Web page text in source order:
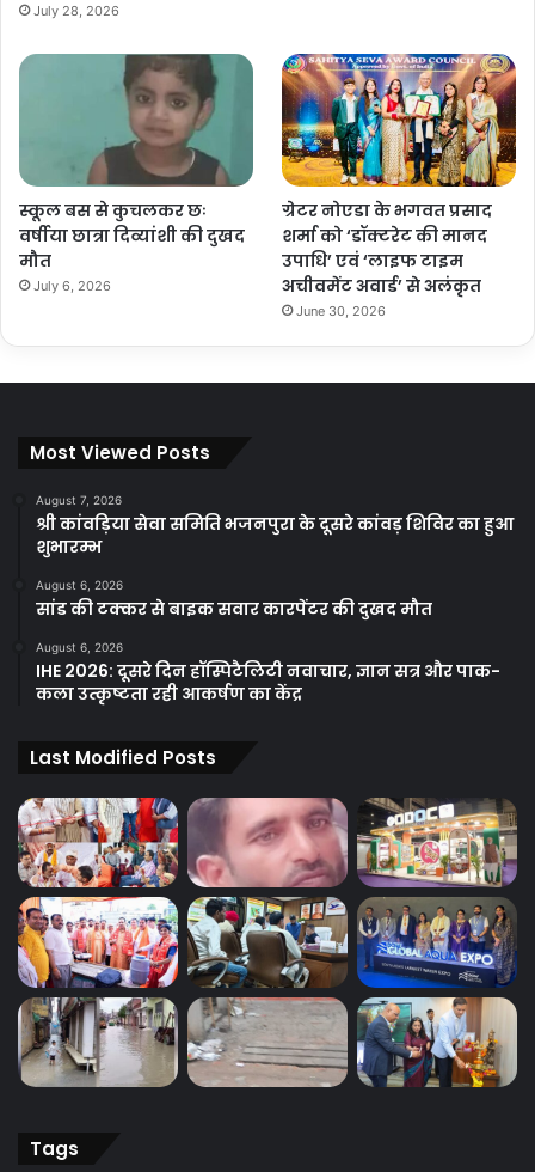
July 28, 2026
स्कूल बस से कुचलकर छः
वर्षीया छात्रा दिव्यांशी की दुखद
मौत
July 6, 2026
ग्रेटर नोएडा के भगवत प्रसाद
शर्मा को ‘डॉक्टरेट की मानद
उपाधि’ एवं ‘लाइफ टाइम
अचीवमेंट अवार्ड’ से अलंकृत
June 30, 2026
Most Viewed Posts
August 7, 2026
श्री कांवड़िया सेवा समिति भजनपुरा के दूसरे कांवड़ शिविर का हुआ
शुभारम्भ
August 6, 2026
सांड की टक्कर से बाइक सवार कारपेंटर की दुखद मौत
August 6, 2026
IHE 2026: दूसरे दिन हॉस्पिटैलिटी नवाचार, ज्ञान सत्र और पाक-
कला उत्कृष्टता रही आकर्षण का केंद्र
Last Modified Posts
Tags